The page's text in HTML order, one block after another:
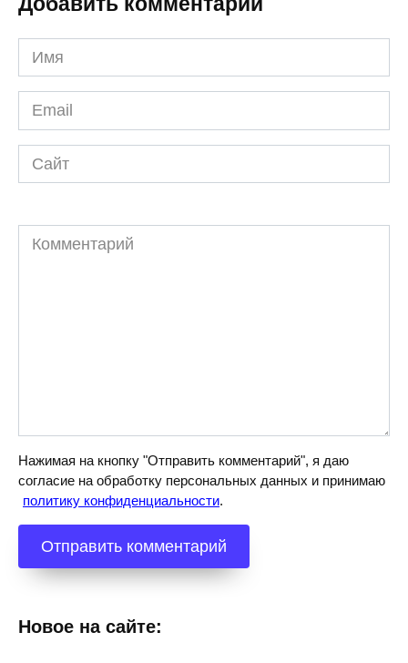
Имя
*
Email
*
Сайт
Комментарий
Нажимая на кнопку "Отправить комментарий", я даю
согласие на обработку персональных данных и принимаю
политику конфиденциальности.
Новое на сайте: